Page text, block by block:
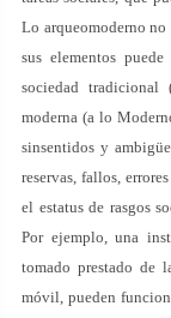
Lo arqueomoderno
sus elementos
sociedad
moderna (a lo
sinsentidos y
reservas, fallos,
el estatus de rasgos
Por ejemplo, una
tomado prestado de
móvil, pueden